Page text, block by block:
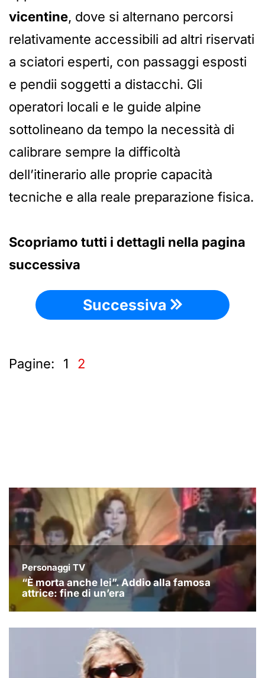
vicentine, dove si alternano percorsi
relativamente accessibili ad altri riservati
a sciatori esperti, con passaggi esposti
e pendii soggetti a distacchi. Gli
operatori locali e le guide alpine
sottolineano da tempo la necessità di
calibrare sempre la difficoltà
dell’itinerario alle proprie capacità
tecniche e alla reale preparazione fisica.
Scopriamo tutti i dettagli nella pagina
successiva
Successiva
Pagine: 1 2